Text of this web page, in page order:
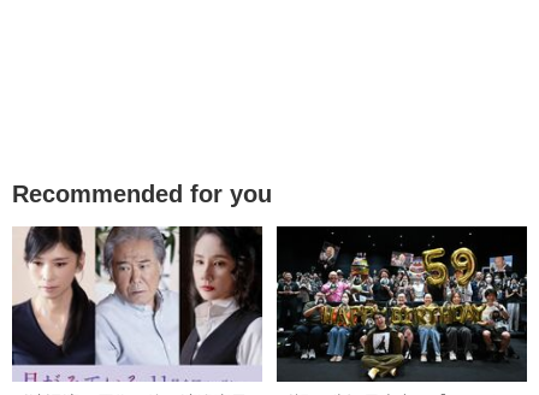
Recommended for you